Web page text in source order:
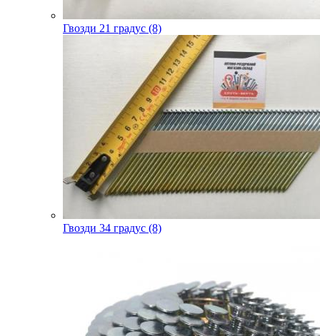
Гвозди 21 градус (8)
Гвозди 34 градус (8)